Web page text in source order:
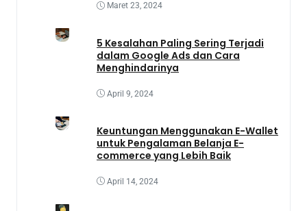
Maret 23, 2024
5 Kesalahan Paling Sering Terjadi
dalam Google Ads dan Cara
Menghindarinya
April 9, 2024
Keuntungan Menggunakan E-Wallet
untuk Pengalaman Belanja E-
commerce yang Lebih Baik
April 14, 2024